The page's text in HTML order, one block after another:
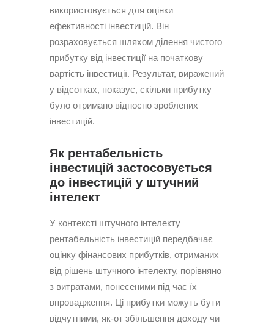
використовується для оцінки
ефективності інвестицій. Він
розраховується шляхом ділення чистого
прибутку від інвестиції на початкову
вартість інвестиції. Результат, виражений
у відсотках, показує, скільки прибутку
було отримано відносно зроблених
інвестицій.
Як рентабельність
інвестицій застосовується
до інвестицій у штучний
інтелект
У контексті штучного інтелекту
рентабельність інвестицій передбачає
оцінку фінансових прибутків, отриманих
від рішень штучного інтелекту, порівняно
з витратами, понесеними під час їх
впровадження. Ці прибутки можуть бути
відчутними, як-от збільшення доходу чи